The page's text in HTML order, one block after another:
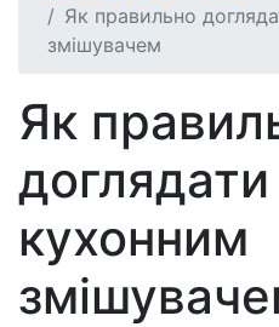
Як правильно
змішувачем
Як
доглядати
кухонним